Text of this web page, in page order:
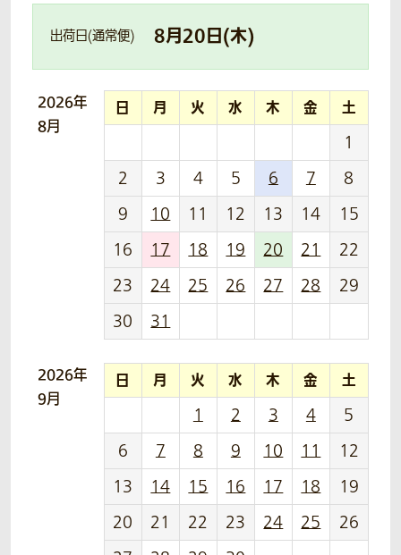
出荷日(通常便) 8月20日(木)
2026年
8月
日 月 火 水 木 金 土
1
2
3 4 5 6 7
8
9
10 11 12 13 14
15
16
17 18 19 20 21
22
23
24 25 26 27 28
29
30
31
2026年
9月
日 月 火 水 木 金 土
1 2 3 4
5
6
7 8 9 10 11
12
13
14 15 16 17 18
19
20
21 22 23 24 25
26